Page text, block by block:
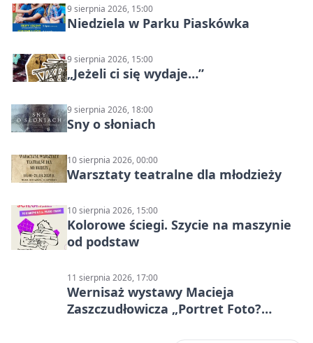
9 sierpnia 2026, 15:00
Niedziela w Parku Piaskówka
9 sierpnia 2026, 15:00
„Jeżeli ci się wydaje…”
9 sierpnia 2026, 18:00
Sny o słoniach
10 sierpnia 2026, 00:00
Warsztaty teatralne dla młodzieży
10 sierpnia 2026, 15:00
Kolorowe ściegi. Szycie na maszynie
od podstaw
11 sierpnia 2026, 17:00
Wernisaż wystawy Macieja
Zaszczudłowicza „Portret Foto?